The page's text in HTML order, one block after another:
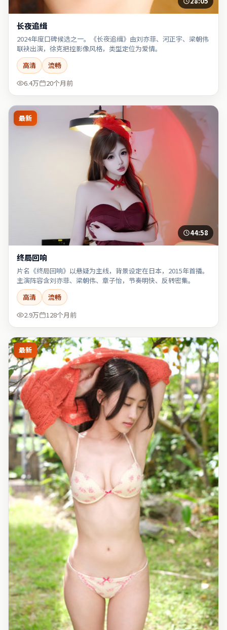
长夜追缉
2024年度口碑候选之一。《长夜追缉》由刘亦菲、河正宇、梁朝伟
联袂出演，徐克把控影像风格，类型定位为爱情。
高清
流畅
6.4万
20个月前
最新
44:58
终局回响
片名《终局回响》以悬疑为主线，背景设定在日本，2015年首播。
主演阵容含刘亦菲、梁朝伟、章子怡，节奏明快、反转密集。
高清
流畅
2.9万
128个月前
最新